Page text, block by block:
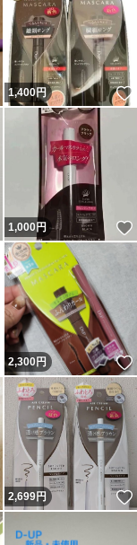
いいね！
1,400円
いいね！
1,000円
2,300円
いいね！
2,699円